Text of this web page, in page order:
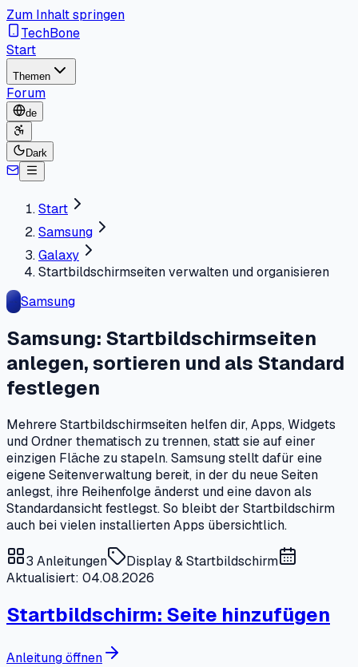
Zum Inhalt springen
TechBone
Start
Themen
Forum
de
Dark
Start
Samsung
Galaxy
Startbildschirmseiten verwalten und organisieren
Samsung
Samsung: Startbildschirmseiten
anlegen, sortieren und als Standard
festlegen
Mehrere Startbildschirmseiten helfen dir, Apps, Widgets
und Ordner thematisch zu trennen, statt sie auf einer
einzigen Fläche zu stapeln. Samsung stellt dafür eine
eigene Seitenverwaltung bereit, in der du neue Seiten
anlegst, ihre Reihenfolge änderst und eine davon als
Standardansicht festlegst. So bleibt der Startbildschirm
auch bei vielen installierten Apps übersichtlich.
3 Anleitungen
Display & Startbildschirm
Aktualisiert: 04.08.2026
Startbildschirm: Seite hinzufügen
Anleitung öffnen